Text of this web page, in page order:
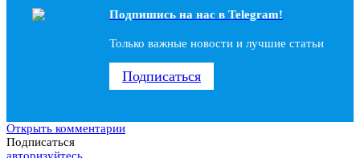
Подпишись на наc в Telegram!
Только важные новости и лучшие статьи
Подписаться
Открыть комментарии
Подписаться